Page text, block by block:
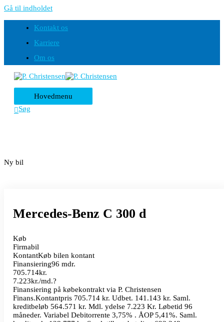
Gå til indholdet
Kontakt os
Karriere
Om os
Hovedmenu
Søg
Ny bil
Mercedes-Benz C 300 d
Køb
Firmabil
KontantKøb bilen kontant
Finansiering96 mdr.
705.714kr.
7.223kr./md.?
Finansiering på købekontrakt via P. Christensen
Finans.Kontantpris 705.714 kr. Udbet. 141.143 kr. Saml.
kreditbeløb 564.571 kr. Mdl. ydelse 7.223 Kr. Løbetid 96
måneder. Variabel Debitorrente 3,75% . ÅOP 5,41%. Saml.